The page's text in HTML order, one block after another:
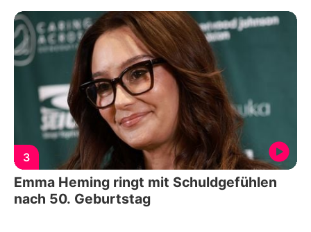
3
Emma Heming ringt mit Schuldgefühlen
nach 50. Geburtstag